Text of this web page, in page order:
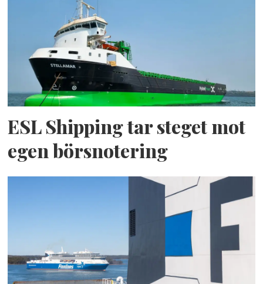
ESL Shipping tar steget mot
egen börsnotering